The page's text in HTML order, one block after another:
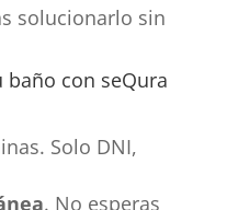
solucionarlo sin
con seQura
Solo DNI,
. No esperas